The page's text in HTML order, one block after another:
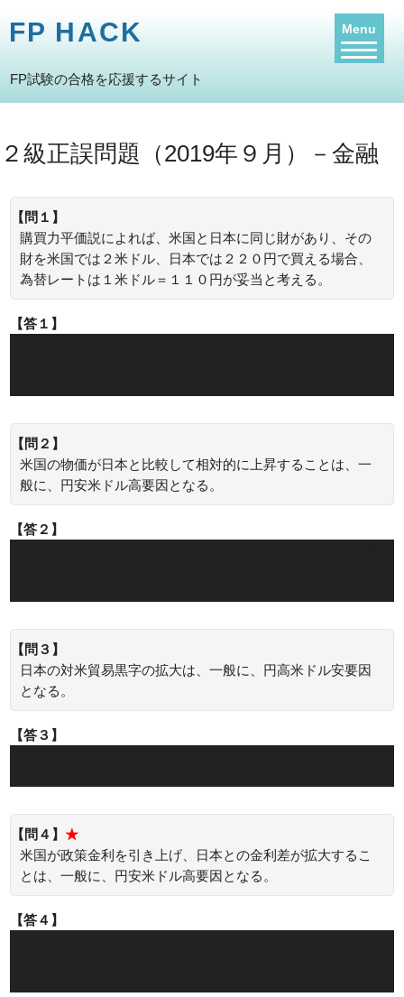
FP HACK
FP試験の合格を応援するサイト
２級正誤問題（2019年９月）－金融
【問１】
購買力平価説によれば、米国と日本に同じ財があり、その
財を米国では２米ドル、日本では２２０円で買える場合、
為替レートは１米ドル＝１１０円が妥当と考える。
【答１】
【問２】
米国の物価が日本と比較して相対的に上昇することは、一
般に、円安米ドル高要因となる。
【答２】
【問３】
日本の対米貿易黒字の拡大は、一般に、円高米ドル安要因
となる。
【答３】
【問４】★
米国が政策金利を引き上げ、日本との金利差が拡大するこ
とは、一般に、円安米ドル高要因となる。
【答４】
Menu